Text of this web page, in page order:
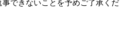
できないことを予めご了承くだ